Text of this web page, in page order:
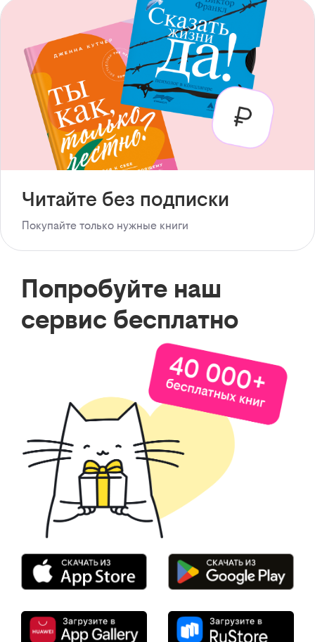
Читайте без подписки
Покупайте только нужные книги
Попробуйте наш
сервис бесплатно